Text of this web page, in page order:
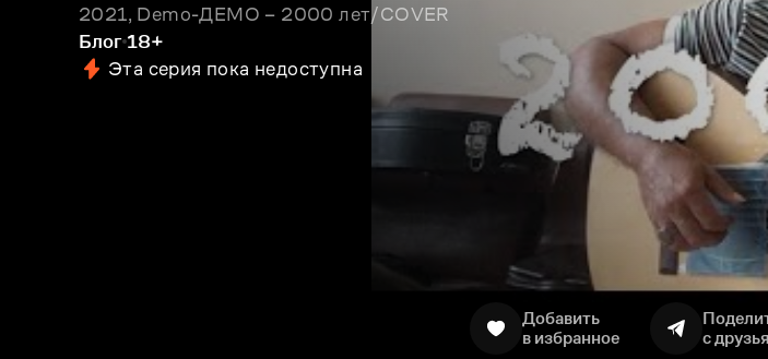
2021, Demo-ДЕМО – 2000 лет/COVER
Блог 18+
Эта серия пока недоступна
Добавить
в избранное
с